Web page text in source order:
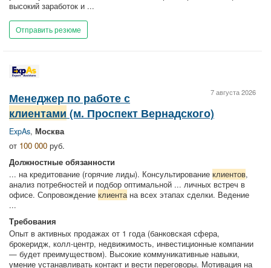
высокий заработок и ...
Отправить резюме
7 августа 2026
Менеджер по работе с
клиентами (м. Проспект Вернадского)
ExpAs, Москва
от 100 000 руб.
Должностные обязанности
... на кредитование (горячие лиды). Консультирование клиентов,
анализ потребностей и подбор оптимальной ... личных встреч в
офисе. Сопровождение клиентана всех этапах сделки. Ведение
...
Требования
Опыт в активных продажах от 1 года (банковская сфера,
брокеридж, колл-центр, недвижимость, инвестиционные компании
— будет преимуществом). Высокие коммуникативные навыки,
умение устанавливать контакт и вести переговоры. Мотивация на